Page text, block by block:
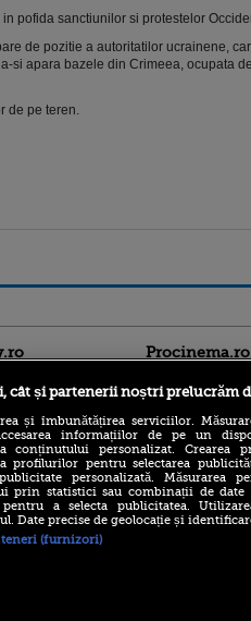
pofida sanctiunilor si protestelor
de pozitie a autoritatilor ucrainene,
si apara bazele din Crimeea, ocupata
de pe teren.
Lumea
din România
Events!
Procinema.ro
Emoții intense
cât și partenerii noștri prelucrăm
și îmbunătățirea serviciilor.
informațiilor de pe un
conținutului personalizat. Crearea
profilurilor pentru selectarea
personalizată. Măsurarea
prin statistici sau combinații de
a selecta publicitatea.
Date precise de geolocație și
(furnizori)